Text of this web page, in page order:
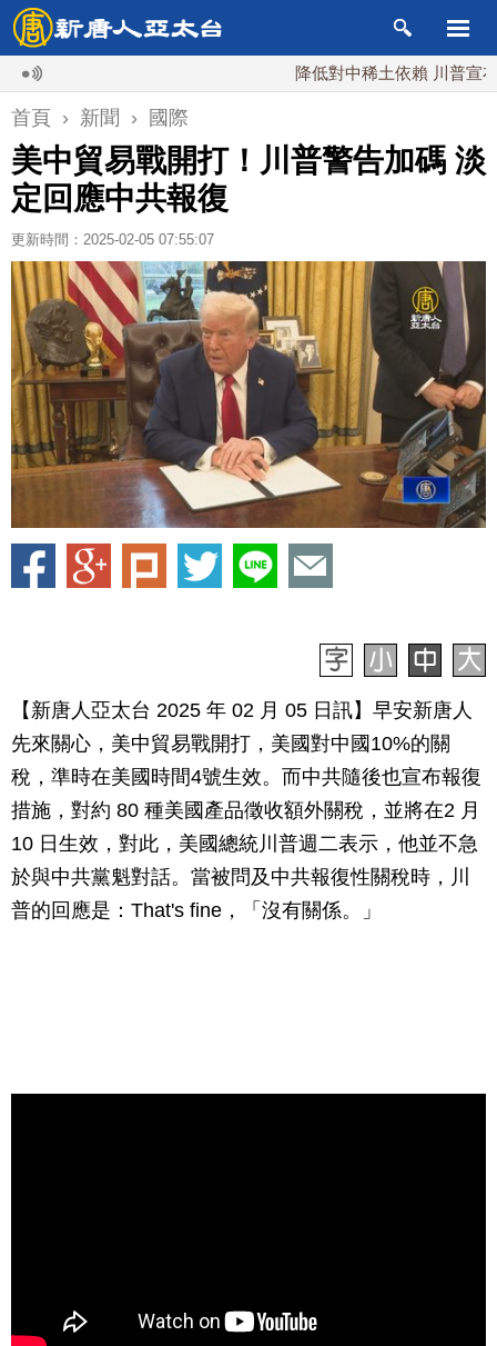
降低對中稀土依賴 川普宣布礦業
首頁 › 新聞 › 國際
美中貿易戰開打！川普警告加碼 淡
定回應中共報復
更新時間：2025-02-05 07:55:07
【新唐人亞太台 2025 年 02 月 05 日訊】早安新唐人
先來關心，美中貿易戰開打，美國對中國10%的關
稅，準時在美國時間4號生效。而中共隨後也宣布報復
措施，對約 80 種美國產品徵收額外關稅，並將在2 月
10 日生效，對此，美國總統川普週二表示，他並不急
於與中共黨魁對話。當被問及中共報復性關稅時，川
普的回應是：That's fine，「沒有關係。」